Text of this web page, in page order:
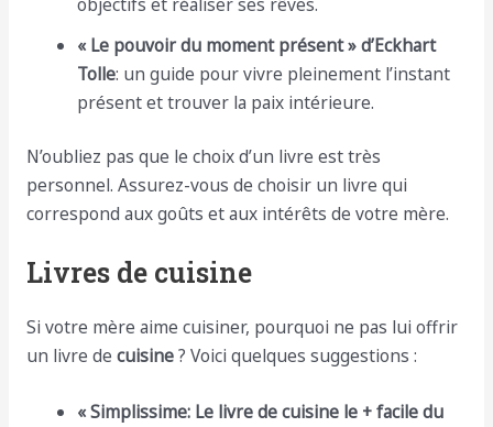
« Le pouvoir du moment présent » d’Eckhart
Tolle: un guide pour vivre pleinement l’instant
présent et trouver la paix intérieure.
N’oubliez pas que le choix d’un livre est très
personnel. Assurez-vous de choisir un livre qui
correspond aux goûts et aux intérêts de votre mère.
Livres de cuisine
Si votre mère aime cuisiner, pourquoi ne pas lui offrir
un livre de cuisine? Voici quelques suggestions :
« Simplissime: Le livre de cuisine le + facile du